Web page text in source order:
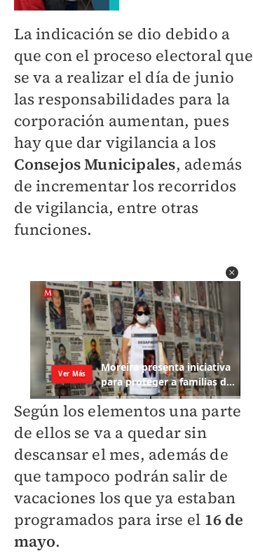
La indicación se dio debido a
que con el proceso electoral que
se va a realizar el día de junio
las responsabilidades para la
corporación aumentan, pues
hay que dar vigilancia a los
Consejos Municipales, además
de incrementar los recorridos
de vigilancia, entre otras
funciones.
Según los elementos una parte
de ellos se va a quedar sin
descansar el mes, además de
que tampoco podrán salir de
vacaciones los que ya estaban
programados para irse el 16 de
mayo.